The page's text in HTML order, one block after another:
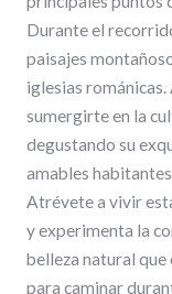
Durante el
paisajes
iglesias
sumergirte en la
degustando su
amables
Atrévete a vivir
y experimenta la
belleza natural
para caminar